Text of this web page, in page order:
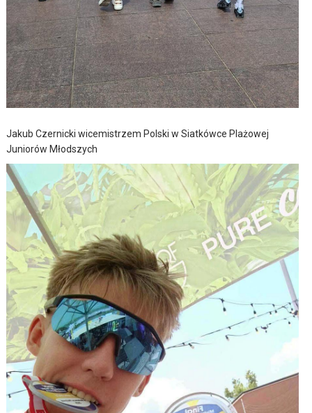
Jakub Czernicki wicemistrzem Polski w Siatkówce Plażowej
Juniorów Młodszych